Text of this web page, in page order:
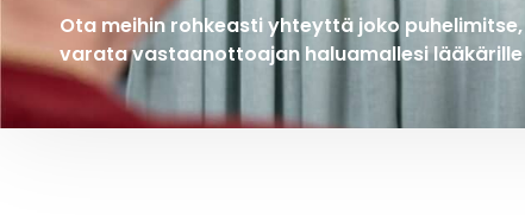
Ota meihin rohkeasti yhteyttä joko
varata vastaanottoajan haluamallesi